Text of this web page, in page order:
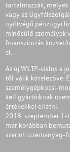
tartalmazzák,
vagy az
nyíltvégű pénzügyi
minősülő személyek
finanszírozás
el.
Az új WLTP-ciklus a
től válik kötelezővé.
személygépkocsi-
kell gyártóiknak
értékekkel ellátni.
2018. szeptember
már korábban
szerinti üzemanyag-